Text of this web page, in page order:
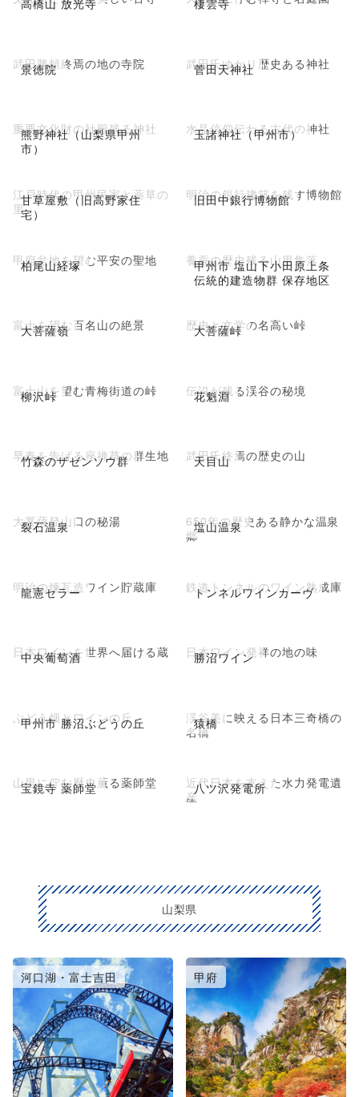
高橋山 放光寺 棲雲寺
景徳院
武田勝頼終焉の地の寺院 菅田天神社
武田氏ゆかり歴史ある神社
熊野神社（山梨県甲州
市）
重要文化財の社殿残る神社 玉諸神社（甲州市）
水晶信仰伝わる古代の神社
甘草屋敷（旧高野家住
宅）
江戸時代の甲州民家と薬草の
里
旧田中銀行博物館
明治の銀行建築を残す博物館
柏尾山経塚
甲府盆地を望む平安の聖地
甲州市 塩山下小田原上条
伝統的建造物群 保存地区
養蚕の歴史残る山里集落
大菩薩嶺
富士を望む百名山の絶景 大菩薩峠
歴史と文学の名高い峠
柳沢峠
富士山を望む青梅街道の峠 花魁淵
伝説が残る渓谷の秘境
竹森のザゼンソウ群
早春を告げる座禅草の群生地 天目山
武田氏終焉の歴史の山
裂石温泉
大菩薩登山口の秘湯 塩山温泉
650年の歴史ある静かな温泉
郷
龍憲セラー
明治の煉瓦造ワイン貯蔵庫 トンネルワインカーヴ
鉄道トンネルのワイン熟成庫
中央葡萄酒
日本ワインを世界へ届ける蔵 勝沼ワイン
日本ワイン発祥の地の味
甲州市 勝沼ぶどうの丘
ぶどう畑とワインの丘 猿橋
渓谷美に映える日本三奇橋の
名橋
宝鏡寺 薬師堂
山里に佇む歴史薫る薬師堂 八ツ沢発電所
近代日本を支えた水力発電遺
産
山梨県
河口湖・富士吉田 甲府